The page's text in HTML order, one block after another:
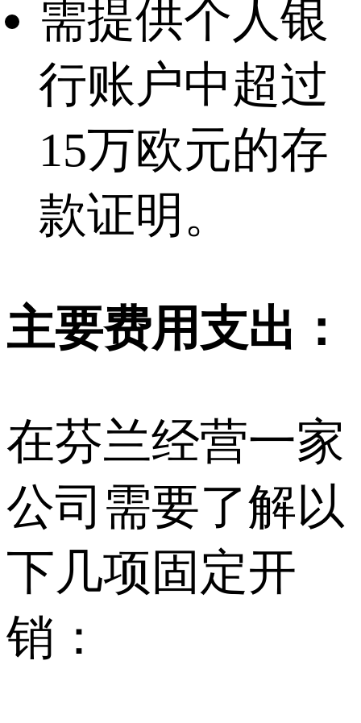
需提供个人银
行账户中超过
15万欧元的存
款证明。
主要费用支出：
在芬兰经营一家
公司需要了解以
下几项固定开
销：